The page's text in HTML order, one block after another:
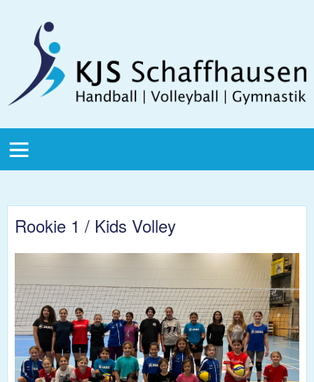
Schaffhausen
Menu
Rookie 1 / Kids Volley